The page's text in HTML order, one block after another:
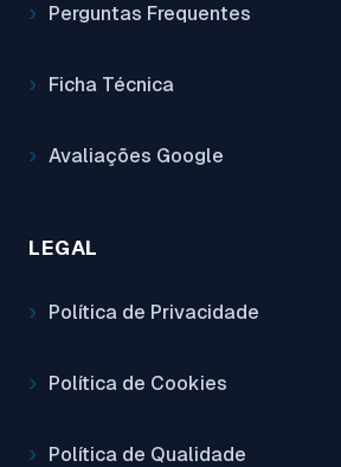
Perguntas Frequentes
Ficha Técnica
Avaliações Google
LEGAL
Política de Privacidade
Política de Cookies
Política de Qualidade